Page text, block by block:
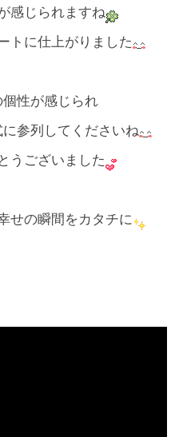
感じられますね
トに仕上がりました
性が感じられ
参列してくださいね
うございました
せの瞬間をカタチに